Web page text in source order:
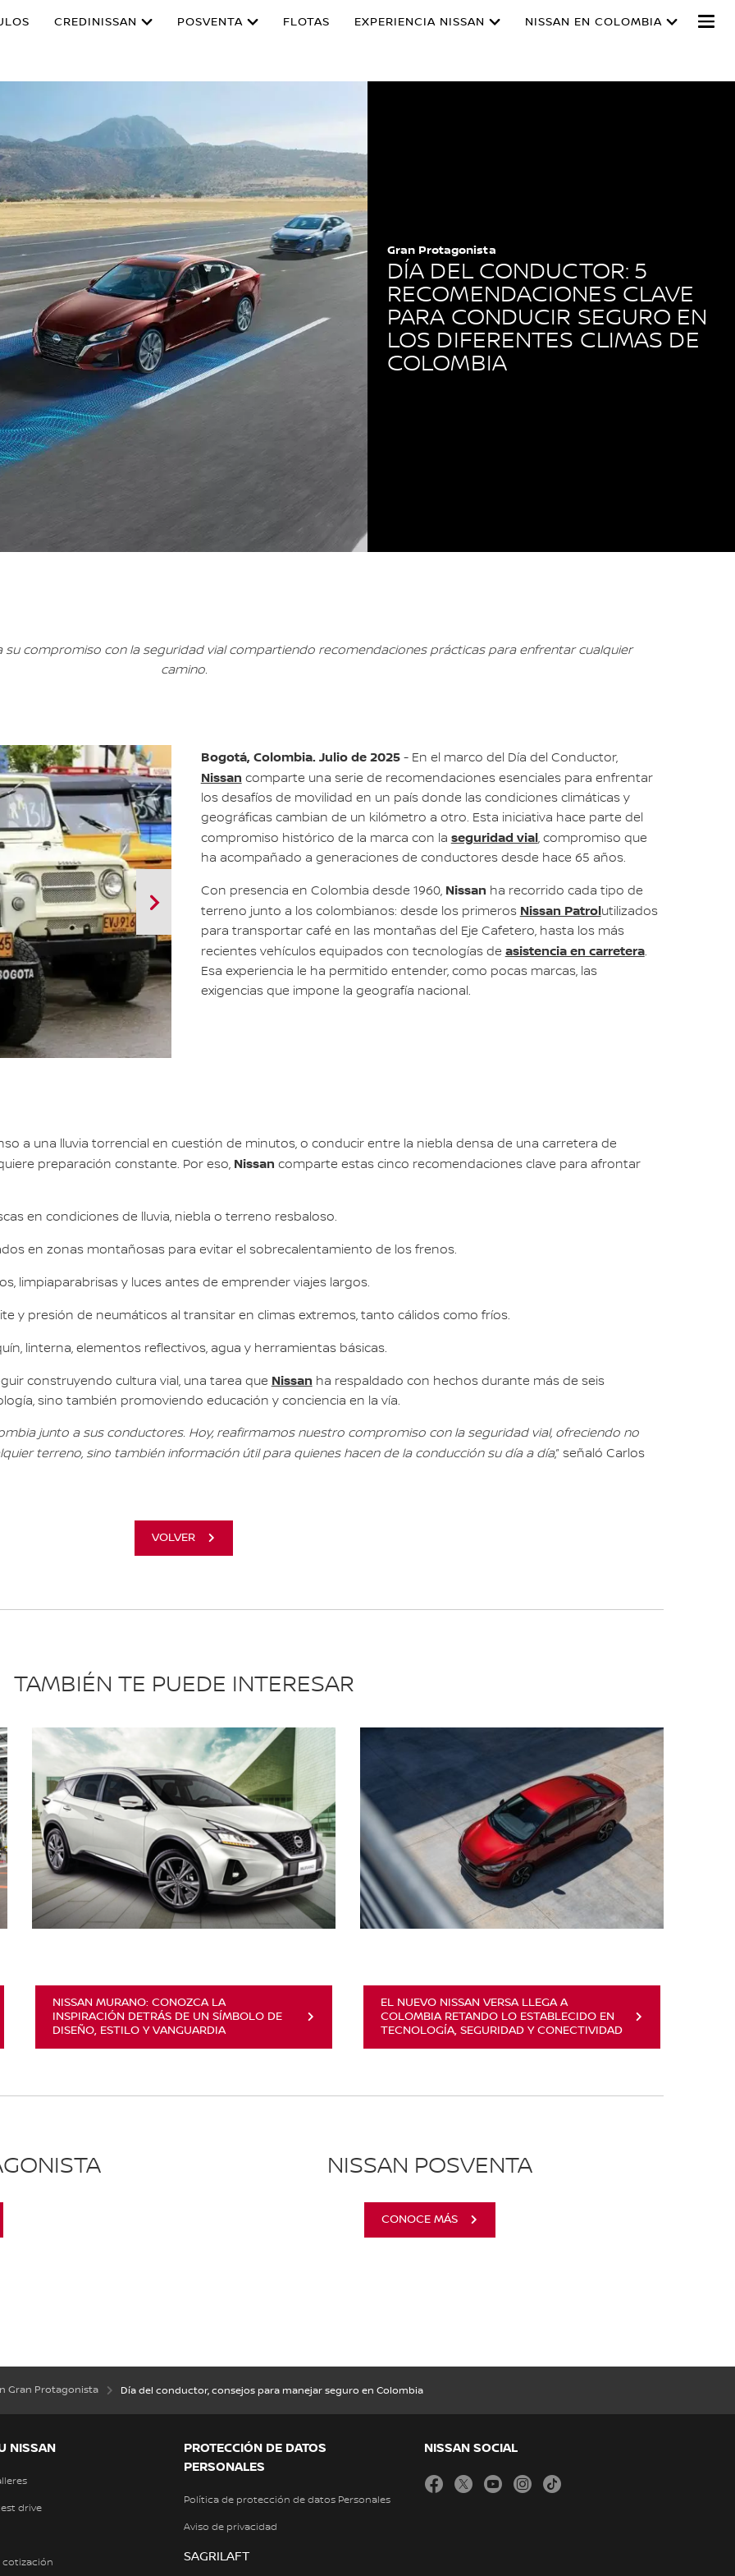
CREDINISSAN POSVENTA FLOTAS EXPERIENCIA NISSAN NISSAN EN COLOMBIA
Gran Protagonista
DÍA DEL CONDUCTOR: 5
RECOMENDACIONES CLAVE
PARA CONDUCIR SEGURO EN
LOS DIFERENTES CLIMAS DE
COLOMBIA
compromiso con la seguridad vial compartiendo recomendaciones prácticas para enfrentar cualquier
camino.
Bogotá, Colombia. Julio de 2025- En el marco del Día del Conductor,
Nissan comparte una serie de recomendaciones esenciales para enfrentar
los desafíos de movilidad en un país donde las condiciones climáticas y
geográficas cambian de un kilómetro a otro. Esta iniciativa hace parte del
compromiso histórico de la marca con la seguridad vial, compromiso que
ha acompañado a generaciones de conductores desde hace 65 años.
Con presencia en Colombia desde 1960, Nissan ha recorrido cada tipo de
terreno junto a los colombianos: desde los primeros Nissan Patrolutilizados
para transportar café en las montañas del Eje Cafetero, hasta los más
recientes vehículos equipados con tecnologías de asistencia en carretera.
Esa experiencia le ha permitido entender, como pocas marcas, las
exigencias que impone la geografía nacional.
a una lluvia torrencial en cuestión de minutos, o conducir entre la niebla densa de una carretera de
preparación constante. Por eso, Nissan comparte estas cinco recomendaciones clave para afrontar
en condiciones de lluvia, niebla o terreno resbaloso.
en zonas montañosas para evitar el sobrecalentamiento de los frenos.
limpiaparabrisas y luces antes de emprender viajes largos.
y presión de neumáticos al transitar en climas extremos, tanto cálidos como fríos.
linterna, elementos reflectivos, agua y herramientas básicas.
construyendo cultura vial, una tarea que Nissan ha respaldado con hechos durante más de seis
sino también promoviendo educación y conciencia en la vía.
junto a sus conductores. Hoy, reafirmamos nuestro compromiso con la seguridad vial, ofreciendo no
terreno, sino también información útil para quienes hacen de la conducción su día a día,” señaló Carlos
VOLVER
TAMBIÉN TE PUEDE INTERESAR
NISSAN MURANO: CONOZCA LA
INSPIRACIÓN DETRÁS DE UN SÍMBOLO DE
DISEÑO, ESTILO Y VANGUARDIA
EL NUEVO NISSAN VERSA LLEGA A
COLOMBIA RETANDO LO ESTABLECIDO EN
TECNOLOGÍA, SEGURIDAD Y CONECTIVIDAD
NISSAN POSVENTA
CONOCE MÁS
Gran Protagonista Día del conductor, consejos para manejar seguro en Colombia
NISSAN
drive
cotización
PROTECCIÓN DE DATOS
PERSONALES
Política de protección de datos Personales
Aviso de privacidad
SAGRILAFT
NISSAN SOCIAL
facebooktwitteryoutubeinstagram
tiktok